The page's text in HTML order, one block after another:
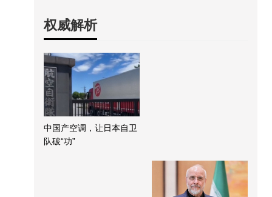
权威解析
中国产空调，让日本自卫
队破“功”